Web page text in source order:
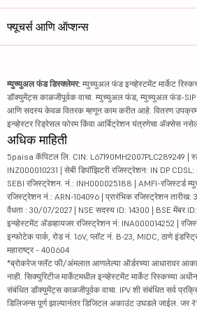
फ्यूचर्स आणि ऑप्शन्स
म्युच्युअल फंड डिस्क्लेमर: म्युच्युअल फंड इन्व्हेस्टमेंट मार्केट
डॉक्युमेंट्स काळजीपूर्वक वाचा. म्युच्युअल फंड, म्युच्युअल फंड-
आणि सदस्य केवळ वितरक म्हणून काम करीत आहे. वितरण
इन्व्हेस्टर रिड्रेसल फोरम किंवा आर्बिट्रेशन यंत्रणेचा ॲक्सेस
अधिक माहिती
5paisa कॅपिटल लि. CIN: L67190MH2007PLC289249 |
INZ000010231 | सेबी डिपॉझिटरी रजिस्ट्रेशन: IN DP
SEBI रजिस्ट्रेशन. नं.: INH000025188 | AMFI-रजिस्टर्ड
रजिस्ट्रेशन नं.: ARN-104096 | प्रारंभिक रजिस्ट्रेशन तारीख:
वैधता : 30/07/2027 | NSE सदस्य ID: 14300 | BSE मेंबर
इन्व्हेस्टमेंट ॲडव्हायजर रजिस्ट्रेशन नं: INA000014252 |
इन्फोटेक पार्क, रोड नं. 16V, प्लॉट नं. B-23, MIDC, ठाणे
महाराष्ट्र - 400604
*ब्रोकरेज फ्लॅट फी/अंमलात आणलेल्या ऑर्डरच्या आधारावर
नाही. सिक्युरिटीज मार्केटमधील इन्व्हेस्टमेंट मार्केट रिस्कच्या
संबंधित डॉक्युमेंट्स काळजीपूर्वक वाचा. IPV शी संबंधित सर्व
डिलिजन्स पूर्ण झाल्यानंतर डिजिटल अकाउंट उघडले जाईल. जर